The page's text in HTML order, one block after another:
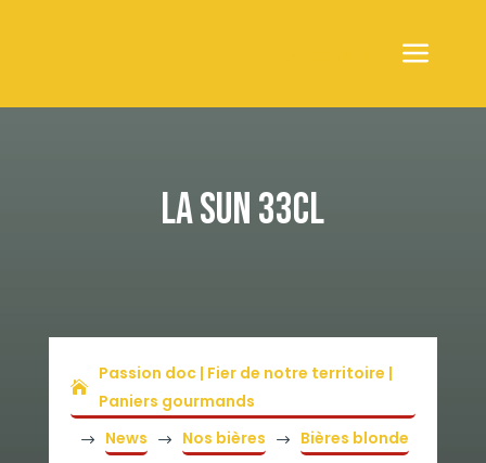
LA SUN 33CL
Passion doc | Fier de notre territoire |
Paniers gourmands
$ News $ Nos bières $ Bières blonde